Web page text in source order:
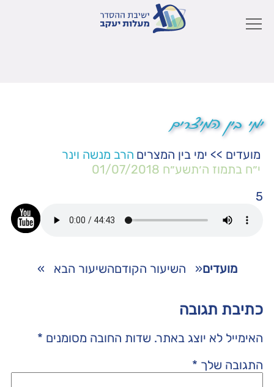
ימי בין המיצרים
מועדים >> ימי בין המצרים הרב מנשה וינר
י״ח בתמוז ה׳תשע״ח 01/07/2018
5
מועדים« השיעור הקודםהשיעור הבא »
כתיבת תגובה
האימייל לא יוצג באתר. שדות החובה מסומנים *
התגובה שלך *